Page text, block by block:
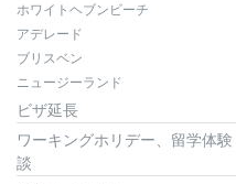
ホワイトヘブンビーチ
アデレード
ブリスベン
ニュージーランド
ビザ延長
ワーキングホリデー、留学体験
談